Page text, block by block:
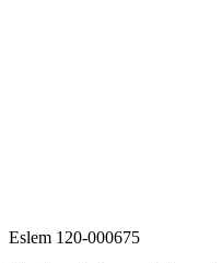
Eslem 120-000675